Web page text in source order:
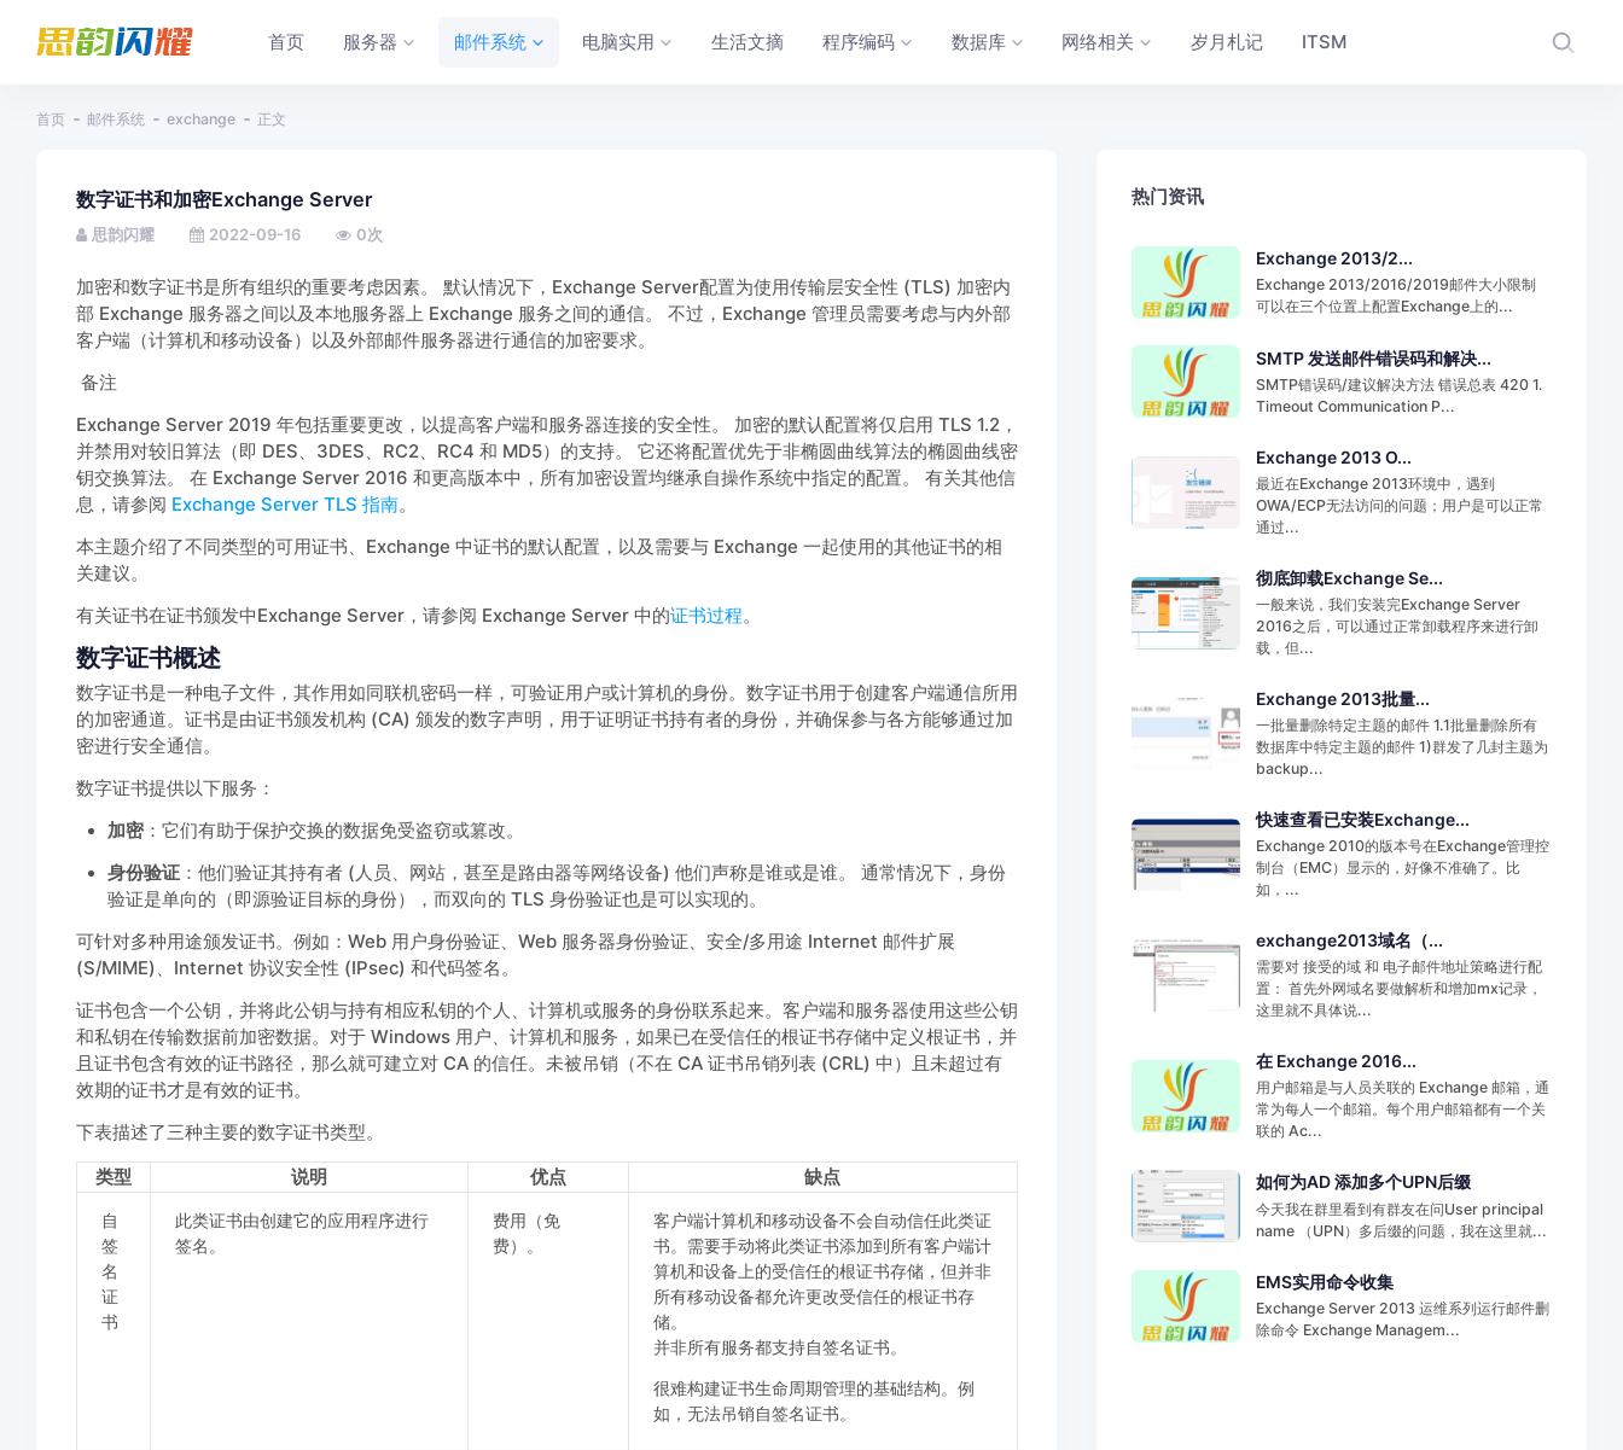
首页 服务器 邮件系统 电脑实用 生活文摘 程序编码 数据库 网络相关 岁月札记 ITSM
首页 邮件系统 exchange 正文
数字证书和加密Exchange Server
思韵闪耀 2022-09-16 0次
加密和数字证书是所有组织的重要考虑因素。 默认情况下，Exchange Server配置为使用传输层安全性 (TLS) 加密内
部 Exchange 服务器之间以及本地服务器上 Exchange 服务之间的通信。 不过，Exchange 管理员需要考虑与内外部
客户端（计算机和移动设备）以及外部邮件服务器进行通信的加密要求。
备注
Exchange Server 2019 年包括重要更改，以提高客户端和服务器连接的安全性。 加密的默认配置将仅启用 TLS 1.2，
并禁用对较旧算法（即 DES、3DES、RC2、RC4 和 MD5）的支持。 它还将配置优先于非椭圆曲线算法的椭圆曲线密
钥交换算法。 在 Exchange Server 2016 和更高版本中，所有加密设置均继承自操作系统中指定的配置。 有关其他信
息，请参阅 Exchange Server TLS 指南。
本主题介绍了不同类型的可用证书、Exchange 中证书的默认配置，以及需要与 Exchange 一起使用的其他证书的相
关建议。
有关证书在证书颁发中Exchange Server，请参阅 Exchange Server 中的证书过程。
数字证书概述
数字证书是一种电子文件，其作用如同联机密码一样，可验证用户或计算机的身份。数字证书用于创建客户端通信所用
的加密通道。证书是由证书颁发机构 (CA) 颁发的数字声明，用于证明证书持有者的身份，并确保参与各方能够通过加
密进行安全通信。
数字证书提供以下服务：
加密：它们有助于保护交换的数据免受盗窃或篡改。
身份验证：他们验证其持有者 (人员、网站，甚至是路由器等网络设备) 他们声称是谁或是谁。 通常情况下，身份
验证是单向的（即源验证目标的身份），而双向的 TLS 身份验证也是可以实现的。
可针对多种用途颁发证书。例如：Web 用户身份验证、Web 服务器身份验证、安全/多用途 Internet 邮件扩展
(S/MIME)、Internet 协议安全性 (IPsec) 和代码签名。
证书包含一个公钥，并将此公钥与持有相应私钥的个人、计算机或服务的身份联系起来。客户端和服务器使用这些公钥
和私钥在传输数据前加密数据。对于 Windows 用户、计算机和服务，如果已在受信任的根证书存储中定义根证书，并
且证书包含有效的证书路径，那么就可建立对 CA 的信任。未被吊销（不在 CA 证书吊销列表 (CRL) 中）且未超过有
效期的证书才是有效的证书。
下表描述了三种主要的数字证书类型。
类型 说明 优点 缺点
自
签
名
证
书
此类证书由创建它的应用程序进行
签名。
费用（免
费）。
客户端计算机和移动设备不会自动信任此类证
书。需要手动将此类证书添加到所有客户端计
算机和设备上的受信任的根证书存储，但并非
所有移动设备都允许更改受信任的根证书存
储。
并非所有服务都支持自签名证书。
很难构建证书生命周期管理的基础结构。例
如，无法吊销自签名证书。
热门资讯
Exchange 2013/2...
Exchange 2013/2016/2019邮件大小限制
可以在三个位置上配置Exchange上的...
SMTP 发送邮件错误码和解决...
SMTP错误码/建议解决方法 错误总表 420 1.
Timeout Communication P...
Exchange 2013 O...
最近在Exchange 2013环境中，遇到
OWA/ECP无法访问的问题；用户是可以正常
通过...
彻底卸载Exchange Se...
一般来说，我们安装完Exchange Server
2016之后，可以通过正常卸载程序来进行卸
载，但...
Exchange 2013批量...
一批量删除特定主题的邮件 1.1批量删除所有
数据库中特定主题的邮件 1)群发了几封主题为
backup...
快速查看已安装Exchange...
Exchange 2010的版本号在Exchange管理控
制台（EMC）显示的，好像不准确了。比
如，...
exchange2013域名（...
需要对 接受的域 和 电子邮件地址策略进行配
置： 首先外网域名要做解析和增加mx记录，
这里就不具体说...
在 Exchange 2016...
用户邮箱是与人员关联的 Exchange 邮箱，通
常为每人一个邮箱。每个用户邮箱都有一个关
联的 Ac...
如何为AD 添加多个UPN后缀
今天我在群里看到有群友在问User principal
name （UPN）多后缀的问题，我在这里就...
EMS实用命令收集
Exchange Server 2013 运维系列运行邮件删
除命令 Exchange Managem...